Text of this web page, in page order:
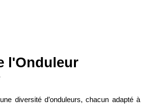
l'Onduleur
diversité d’onduleurs, chacun adapté à